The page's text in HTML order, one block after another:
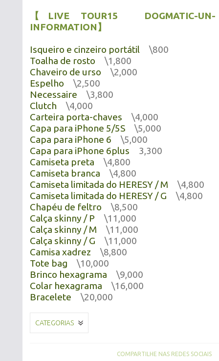
【LIVE TOUR15 DOGMATIC-
INFORMATION】
Isqueiro e cinzeiro portátil \800
Toalha de rosto \1,800
Chaveiro de urso \2,000
Espelho \2,500
Necessaire \3,800
Clutch \4,000
Carteira porta-chaves \4,000
Capa para iPhone 5/5S \5,000
Capa para iPhone 6 \5,000
Capa para iPhone 6plus 3,300
Camiseta preta \4,800
Camiseta branca \4,800
Camiseta limitada do HERESY / M \4,800
Camiseta limitada do HERESY / G \4,800
Chapéu de feltro \8,500
Calça skinny / P \11,000
Calça skinny / M \11,000
Calça skinny / G \11,000
Camisa xadrez \8,800
Tote bag \10,000
Brinco hexagrama \9,000
Colar hexagrama \16,000
Bracelete \20,000
CATEGORIAS
COMPARTILHE NAS REDES SOCIAIS